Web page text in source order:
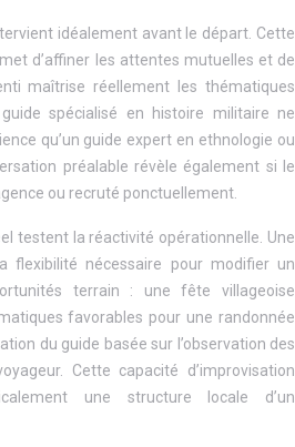
idéalement avant le départ. Cette
d’affiner les attentes mutuelles et de
maîtrise réellement les thématiques
spécialisé en histoire militaire ne
qu’un guide expert en ethnologie ou
préalable révèle également si le
ou recruté ponctuellement.
testent la réactivité opérationnelle. Une
flexibilité nécessaire pour modifier un
terrain : une fête villageoise
favorables pour une randonnée
du guide basée sur l’observation des
Cette capacité d’improvisation
une structure locale d’un